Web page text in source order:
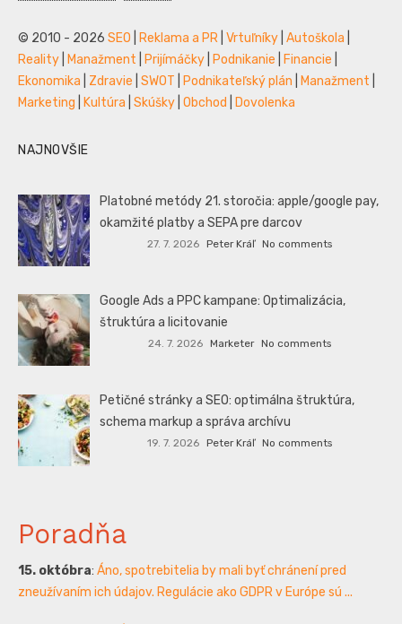
© 2010 - 2026 SEO Reklama a PR Vrtuľníky Autoškola
Reality
Manažment Prijímáčky Podnikanie Financie
Ekonomika
Zdravie SWOT Podnikateľský plán Manažment
Marketing
Kultúra Skúšky Obchod Dovolenka
NAJNOVŠIE
Platobné metódy 21. storočia: apple/google pay,
okamžité platby a SEPA pre darcov
27. 7. 2026 Peter Kráľ No comments
Google Ads a PPC kampane: Optimalizácia,
štruktúra a licitovanie
24. 7. 2026 Marketer No comments
Petičné stránky a SEO: optimálna štruktúra,
schema markup a správa archívu
19. 7. 2026 Peter Kráľ No comments
Poradňa
15. októbra: Áno, spotrebitelia by mali byť chránení pred
zneužívaním ich údajov. Regulácie ako GDPR v Európe sú ...